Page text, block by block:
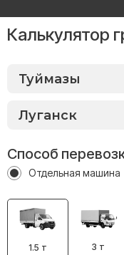
Калькулятор
Способ
Отдельная машина
1.5 т 3 т